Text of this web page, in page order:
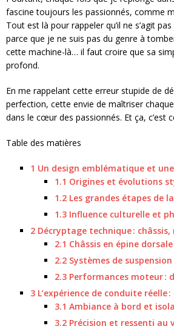
fascine toujours les passionnés, comme
Tout est là pour rappeler qu’il ne s’agit
parce que je ne suis pas du genre à
cette machine-là… il faut croire que sa
profond.
En me rappelant cette erreur stupide de
perfection, cette envie de maîtriser
dans le cœur des passionnés. Et ça, c’est
Table des matières
1 Un design emblématique et
1.1 Origines et évolutions
1.2 Les grandes étapes de
1.3 Influence culturelle et
2 Décryptage technique :
2.1 Châssis en épine
2.2 Systèmes de
2.3 Performances moteur :
3 L’expérience de conduite
3.1 Ambiance à bord et
3.2 Précision et ressenti au